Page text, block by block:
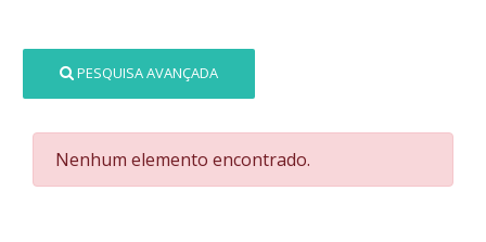
PESQUISA AVANÇADA
Nenhum elemento encontrado.